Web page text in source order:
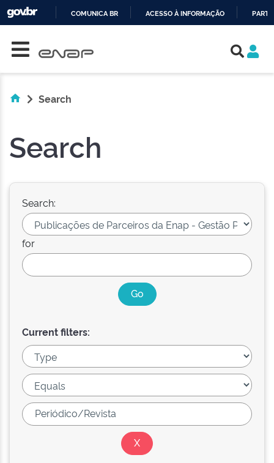
COMUNICA BR ACESSO À INFORMAÇÃO
Search
Search
Search:
for
Current filters: